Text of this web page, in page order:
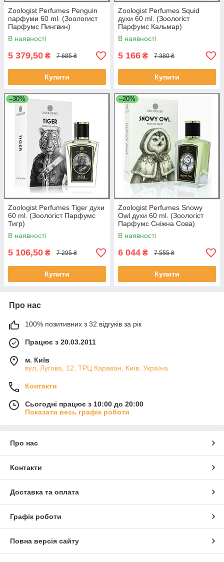
Zoologist Perfumes Penguin
парфуми 60 ml. (Зоологист
Парфумс Пингвин)
В наявності
5 379,50 ₴ 7 685 ₴
Купити
Zoologist Perfumes Squid
духи 60 ml. (Зоологіст
Парфумс Кальмар)
В наявності
5 166 ₴ 7 380 ₴
Купити
–30%
Zoologist Perfumes Tiger духи
60 ml. (Зоологіст Парфумс
Тигр)
В наявності
5 106,50 ₴ 7 295 ₴
Купити
–20%
Zoologist Perfumes Snowy
Owl духи 60 ml. (Зоологіст
Парфумс Сніжна Cова)
В наявності
6 044 ₴ 7 555 ₴
Купити
Про нас
100% позитивних з 32 відгуків за рік
Працює з 20.03.2011
м. Київ
вул, Лугова, 12, ТРЦ Караван, Київ, Україна
Контакти
Сьогодні працює з 10:00 до 20:00
Показати весь графік роботи
Про нас
Контакти
Доставка та оплата
Графік роботи
Повна версія сайту